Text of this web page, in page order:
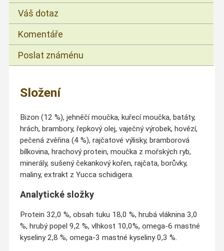
Váš dotaz
Komentáře
Poslat známénu
Složení
Bizon (12 %), jehněčí moučka, kuřecí moučka, batáty,
hrách, brambory, řepkový olej, vaječný výrobek, hovězí,
pečená zvěřina (4 %), rajčatové výlisky, bramborová
bílkovina, hrachový protein, moučka z mořských ryb,
minerály, sušený čekankový kořen, rajčata, borůvky,
maliny, extrakt z Yucca schidigera.
Analytické složky
Protein 32,0 %, obsah tuku 18,0 %, hrubá vláknina 3,0
%, hrubý popel 9,2 %, vlhkost 10,0%, omega-6 mastné
kyseliny 2,8 %, omega-3 mastné kyseliny 0,3 %.